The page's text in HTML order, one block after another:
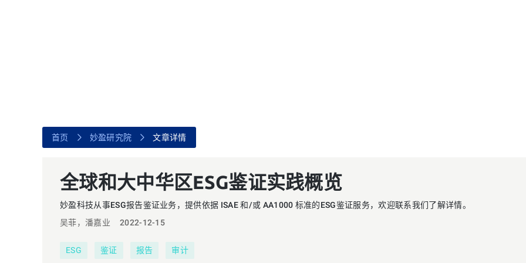
消费品与零售
国有企业
其它
绿色金融管理平台
气候分析
首页 妙盈研究院 文章详情
全球和大中华区ESG鉴证实践概览
妙盈科技从事ESG报告鉴证业务，提供依据 ISAE 和/或 AA1000 标准的ESG鉴证服务，欢迎联系我们了解详情。
吴菲，潘嘉业
2022-12-15
ESG 鉴证 报告 审计